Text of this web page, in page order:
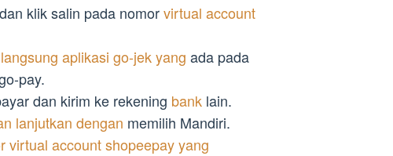
klik salin pada nomorvirtual account
aplikasi go-jek yang ada pada
pay.
dan kirim ke rekening bank lain.
lanjutkan dengan memilih Mandiri.
virtual account shopeepay yang